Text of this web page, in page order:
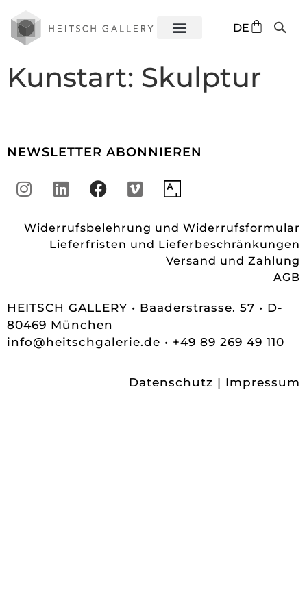
DE
ES
Kunstart: Skulptur
NEWSLETTER ABONNIEREN
Widerrufsbelehrung und Widerrufsformular
Lieferfristen und Lieferbeschränkungen
Versand und Zahlung
AGB
HEITSCH GALLERY • Baaderstrasse. 57 • D-
80469 München
info@heitschgalerie.de • +49 89 269 49 110
Datenschutz | Impressum